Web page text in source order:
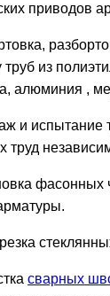
приводов
труб из
алюминия ,
и испытание
труд
фасонных
сварных